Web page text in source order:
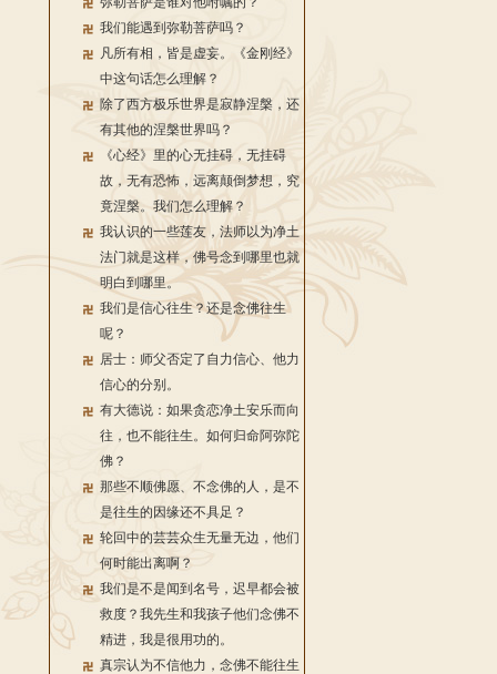
我们能遇到弥勒菩萨吗？
凡所有相，皆是虚妄。《金刚经》
中这句话怎么理解？
除了西方极乐世界是寂静涅槃，还
有其他的涅槃世界吗？
《心经》里的心无挂碍，无挂碍
故，无有恐怖，远离颠倒梦想，究
竟涅槃。我们怎么理解？
我认识的一些莲友，法师以为净土
法门就是这样，佛号念到哪里也就
明白到哪里。
我们是信心往生？还是念佛往生
呢？
居士：师父否定了自力信心、他力
信心的分别。
有大德说：如果贪恋净土安乐而向
往，也不能往生。如何归命阿弥陀
佛？
那些不顺佛愿、不念佛的人，是不
是往生的因缘还不具足？
轮回中的芸芸众生无量无边，他们
何时能出离啊？
我们是不是闻到名号，迟早都会被
救度？我先生和我孩子他们念佛不
精进，我是很用功的。
真宗认为不信他力，念佛不能往生